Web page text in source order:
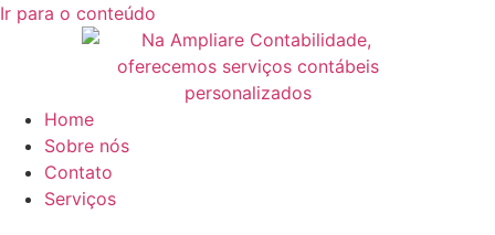
Ir para o conteúdo
Home
Sobre nós
Contato
Serviços